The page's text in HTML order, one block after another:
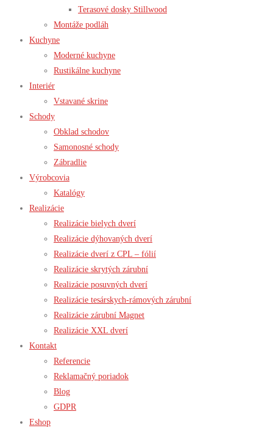
Terasové dosky Stillwood
Montáže podláh
Kuchyne
Moderné kuchyne
Rustikálne kuchyne
Interiér
Vstavané skrine
Schody
Obklad schodov
Samonosné schody
Zábradlie
Výrobcovia
Katalógy
Realizácie
Realizácie bielych dverí
Realizácie dýhovaných dverí
Realizácie dverí z CPL – fólií
Realizácie skrytých zárubní
Realizácie posuvných dverí
Realizácie tesárskych-rámových zárubní
Realizácie zárubní Magnet
Realizácie XXL dverí
Kontakt
Referencie
Reklamačný poriadok
Blog
GDPR
Eshop